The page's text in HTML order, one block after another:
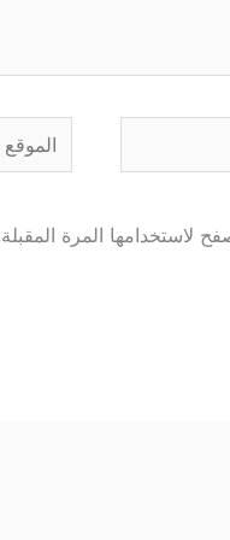
الموقع
لاستخدامها المرة